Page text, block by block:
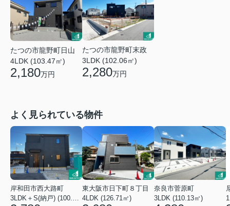
たつの市龍野町日山
4LDK (103.47㎡)
2,180万円
たつの市龍野町末政
3LDK (102.06㎡)
2,280万円
よく見られている物件
岸和田市西大路町
東大阪市日下町８丁目
4LDK (126.71㎡)
奈良市菅原町
3LDK (110.13㎡)